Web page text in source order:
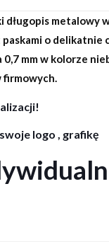
długopis
o
0,7 mm w kolorze
firmowych.
logo , grafikę